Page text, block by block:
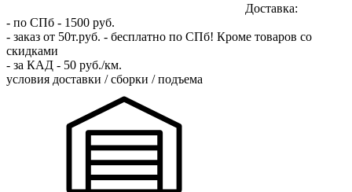
Доставка:
- по СПб - 1500 руб.
- заказ от 50т.руб. - бесплатно по СПб! Кроме товаров со
скидками
- за КАД - 50 руб./км.
условия доставки / сборки / подъема